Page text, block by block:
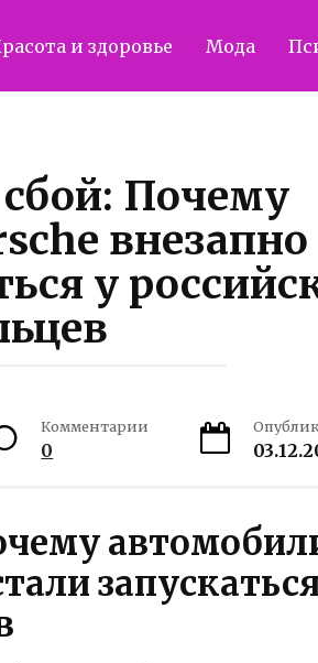
и здоровье Мода
Почему
внезапно
у
Комментарии
0